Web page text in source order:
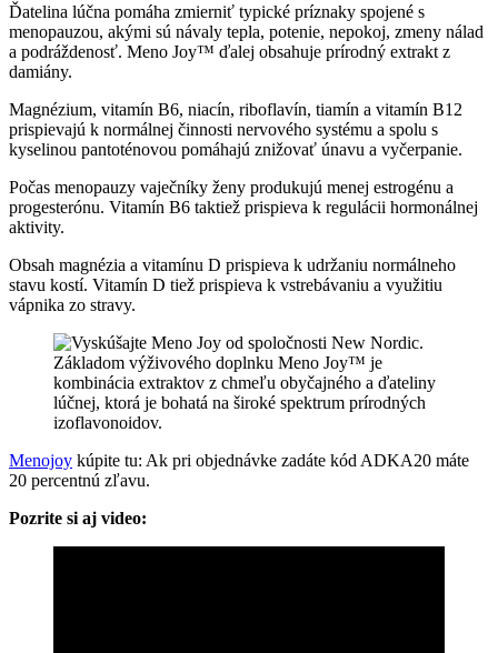
Ďatelina lúčna pomáha zmierniť typické príznaky spojené s
menopauzou, akými sú návaly tepla, potenie, nepokoj, zmeny nálad
a podráždenosť. Meno Joy™ ďalej obsahuje prírodný extrakt z
damiány.
Magnézium, vitamín B6, niacín, riboflavín, tiamín a vitamín B12
prispievajú k normálnej činnosti nervového systému a spolu s
kyselinou pantoténovou pomáhajú znižovať únavu a vyčerpanie.
Počas menopauzy vaječníky ženy produkujú menej estrogénu a
progesterónu. Vitamín B6 taktiež prispieva k regulácii hormonálnej
aktivity.
Obsah magnézia a vitamínu D prispieva k udržaniu normálneho
stavu kostí. Vitamín D tiež prispieva k vstrebávaniu a využitiu
vápnika zo stravy.
Menojoy kúpite tu: Ak pri objednávke zadáte kód ADKA20 máte
20 percentnú zľavu.
Pozrite si aj video: